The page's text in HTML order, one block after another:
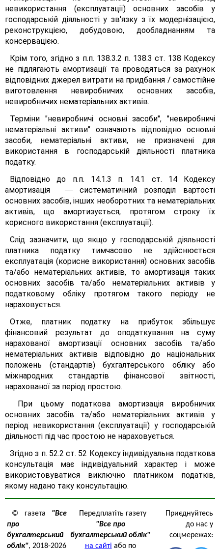
невикористання (експлуатації) основних засобів у
господарській діяльності у зв'язку з їх модернізацією,
реконструкцією, добудовою, дообладнанням та
консервацією.
Крім того, згідно з п.п. 138.3.2 п. 138.3 ст. 138 Кодексу
не підлягають амортизації та проводяться за рахунок
відповідних джерел витрати на придбання / самостійне
виготовлення невиробничих основних засобів,
невиробничих нематеріальних активів.
Терміни "невиробничі основні засоби", "невиробничі
нематеріальні активи" означають відповідно основні
засоби, нематеріальні активи, не призначені для
використання в господарській діяльності платника
податку.
Відповідно до п.п. 14.1.3 п. 14.1 ст. 14 Кодексу
амортизація —систематичний розподіл вартості
основних засобів, інших необоротних та нематеріальних
активів, що амортизується, протягом строку їх
корисного використання (експлуатації).
Слід зазначити, що якщо у господарській діяльності
платника податку тимчасово не здійснюється
експлуатація (корисне використання) основних засобів
та/або нематеріальних активів, то амортизація таких
основних засобів та/або нематеріальних активів у
податковому обліку протягом такого періоду не
нараховується.
Отже, платник податку на прибуток збільшує
фінансовий результат до оподаткування на суму
нарахованої амортизації основних засобів та/або
нематеріальних активів відповідно до національних
положень (стандартів) бухгалтерського обліку або
міжнародних стандартів фінансової звітності,
нарахованої за період простою.
При цьому податкова амортизація виробничих
основних засобів та/або нематеріальних активів у
період невикористання (експлуатації) у господарській
діяльності під час простою не нараховується.
Згідно з п. 52.2 ст. 52 Кодексу індивідуальна податкова
консультація має індивідуальний характер і може
використовуватися виключно платником податків,
якому надано таку консультацію.
© газета "Все
про
бухгалтерський
облік", 2018-2026
Передплатіть газету
"Все про
бухгалтерський облік"
на сайті або по
Приєднуйтесь
до нас у
соцмережах: